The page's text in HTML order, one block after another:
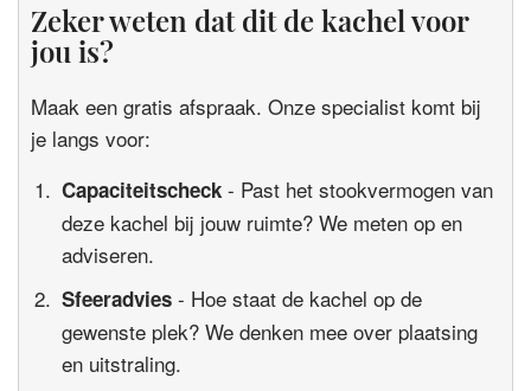
Zeker weten dat dit de kachel voor
jou is?
Maak een gratis afspraak. Onze specialist komt bij
je langs voor:
Capaciteitscheck - Past het stookvermogen van
deze kachel bij jouw ruimte? We meten op en
adviseren.
Sfeeradvies - Hoe staat de kachel op de
gewenste plek? We denken mee over plaatsing
en uitstraling.